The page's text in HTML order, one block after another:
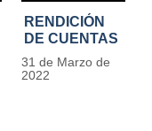
RENDICIÓN
DE CUENTAS
IDIPRON |
Vigencia 2021
31 de Marzo de
2022